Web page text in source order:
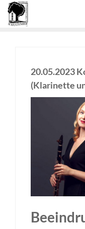
20.05.2023
(Kla­ri­net­te